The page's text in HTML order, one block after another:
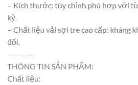
– Kích thước: tùy chỉnh phù hợp với
kỳ.
– Chất liệu vải sợi tre cao cấp: kháng
đối.
————-
THÔNG TIN SẢN PHẨM:
Chất liệu: